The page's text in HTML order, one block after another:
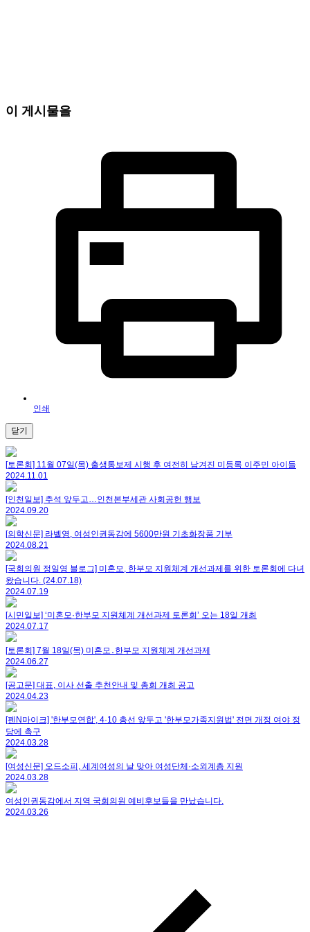
이 게시물을
인쇄
닫기
[토론회] 11월 07일(목) 출생통보제 시행 후 여전히 남겨진 미등록 이주민 아이들
2024.11.01
[인천일보] 추석 앞두고…인천본부세관 사회공헌 행보
2024.09.20
[의학신문] 라벨영, 여성인권동감에 5600만원 기초화장품 기부
2024.08.21
[국회의원 정일영 블로그] 미혼모, 한부모 지원체계 개선과제를 위한 토론회에 다녀
왔습니다. (24.07.18)
2024.07.19
[시민일보] ‘미혼모·한부모 지원체계 개선과제 토론회’ 오는 18일 개최
2024.07.17
[토론회] 7월 18일(목) 미혼모․한부모 지원체계 개선과제
2024.06.27
[공고문] 대표, 이사 선출 추천안내 및 총회 개최 공고
2024.04.23
[펜N마이크] '한부모연합', 4·10 총선 앞두고 '한부모가족지원법' 전면 개정 여야 정
당에 촉구
2024.03.28
[여성신문] 오드소피, 세계여성의 날 맞아 여성단체·소외계층 지원
2024.03.28
여성인권동감에서 지역 국회의원 예비후보들을 만났습니다.
2024.03.26